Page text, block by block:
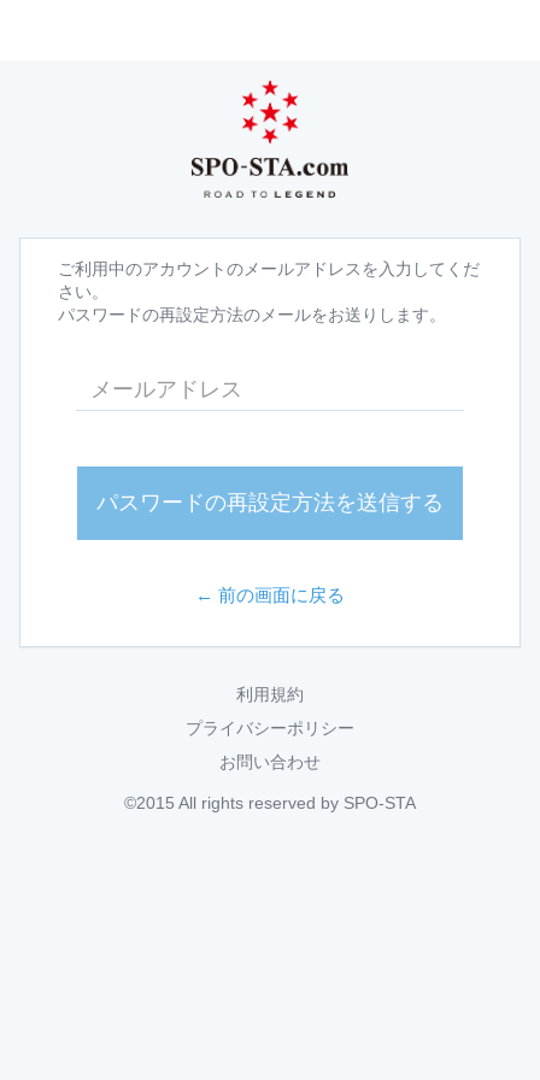
ご利用中のアカウントのメールアドレスを入力してくだ
さい。
パスワードの再設定方法のメールをお送りします。
パスワードの再設定方法を送信する
← 前の画面に戻る
利用規約
プライバシーポリシー
お問い合わせ
©2015 All rights reserved by SPO-STA